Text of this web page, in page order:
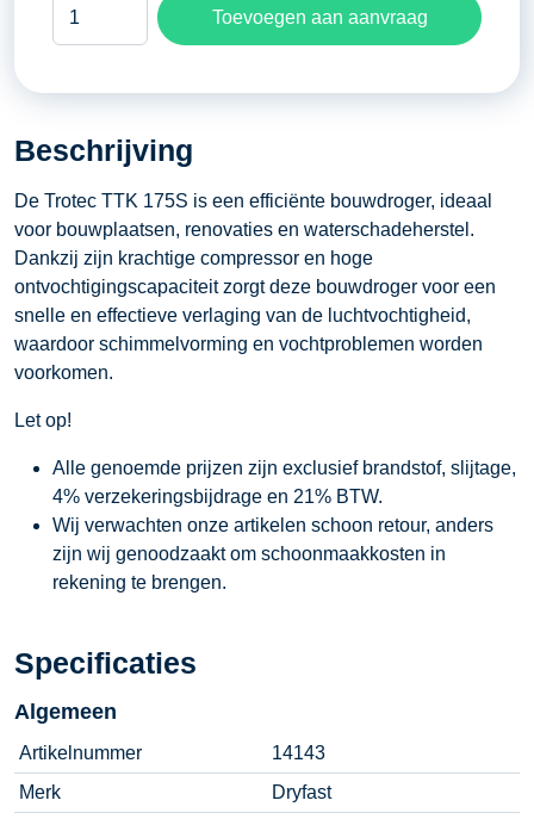
aantal
Toevoegen aan aanvraag
Beschrijving
De Trotec TTK 175S is een efficiënte bouwdroger, ideaal
voor bouwplaatsen, renovaties en waterschadeherstel.
Dankzij zijn krachtige compressor en hoge
ontvochtigingscapaciteit zorgt deze bouwdroger voor een
snelle en effectieve verlaging van de luchtvochtigheid,
waardoor schimmelvorming en vochtproblemen worden
voorkomen.
Let op!
Alle genoemde prijzen zijn exclusief brandstof, slijtage,
4% verzekeringsbijdrage en 21% BTW.
Wij verwachten onze artikelen schoon retour, anders
zijn wij genoodzaakt om schoonmaakkosten in
rekening te brengen.
Specificaties
Algemeen
Artikelnummer
14143
Merk
Dryfast